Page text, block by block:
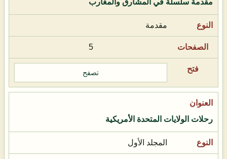
مقدمة
5
تصفح
رحلات الولايات المتحدة الأمريكية
المجلد الأول